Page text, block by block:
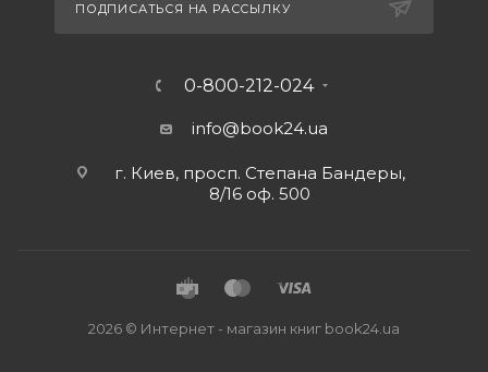
ПОДПИСАТЬСЯ НА РАССЫЛКУ
0-800-212-024
info@book24.ua
г. Киев, просп. Степана Бандеры,
8/16 оф. 500
2026 © Интернет - магазин книг book24.ua